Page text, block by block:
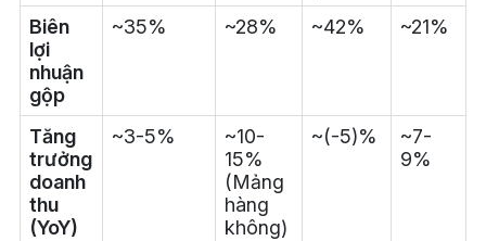
Biên
lợi
nhuận
gộp
~35% ~28% ~42% ~21%
Tăng
trưởng
doanh
thu
(YoY)
~3-5%
~10-
15%
(Mảng
hàng
không)
~(-5)%
~7-
9%